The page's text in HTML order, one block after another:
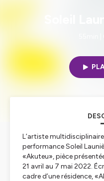
L’artiste
performance Soleil
«Akuteu», pièce
21 avril au 7 mai 2022.
cadre d’une résidence,